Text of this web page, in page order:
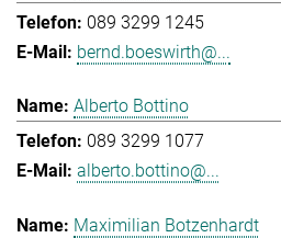
089 3299 1245
bernd.boeswirth@...
Alberto Bottino
089 3299 1077
alberto.bottino@...
Maximilian Botzenhardt